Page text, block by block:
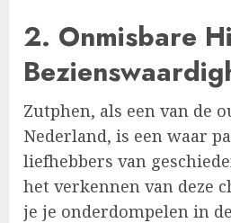
2. Onmisbare
Zutphen, als een van de
Nederland, is een waar
liefhebbers van
het verkennen van deze
je je onderdompelen in